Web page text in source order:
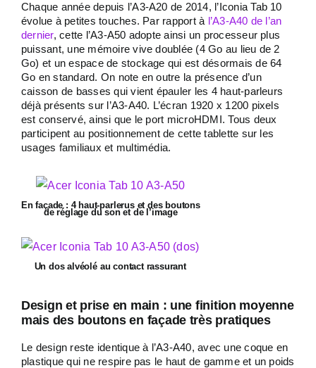
Chaque année depuis l’A3-A20 de 2014, l’Iconia Tab 10
évolue à petites touches. Par rapport à l’A3-A40 de l’an
dernier, cette l’A3-A50 adopte ainsi un processeur plus
puissant, une mémoire vive doublée (4 Go au lieu de 2
Go) et un espace de stockage qui est désormais de 64
Go en standard. On note en outre la présence d’un
caisson de basses qui vient épauler les 4 haut-parleurs
déjà présents sur l’A3-A40. L’écran 1920 x 1200 pixels
est conservé, ainsi que le port microHDMI. Tous deux
participent au positionnement de cette tablette sur les
usages familiaux et multimédia.
En façade : 4 haut-parlerus et des boutons
de réglage du son et de l’image
Un dos alvéolé au contact rassurant
Design et prise en main : une finition moyenne
mais des boutons en façade très pratiques
Le design reste identique à l’A3-A40, avec une coque en
plastique qui ne respire pas le haut de gamme et un poids